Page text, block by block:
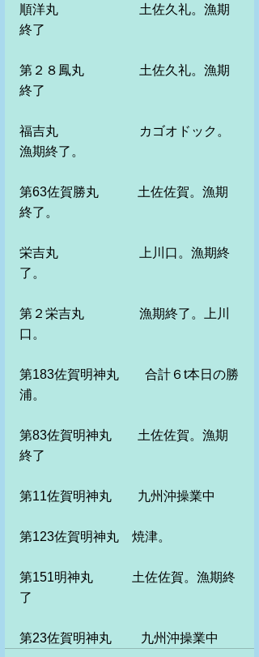
順洋丸　　　　　 　土佐久礼。漁期
終了
第２８鳳丸　　　　 土佐久礼。漁期
終了
福吉丸　　　　　　 カゴオドック。
漁期終了。
第63佐賀勝丸　　　土佐佐賀。漁期
終了。
栄吉丸　　　　　　 上川口。漁期終
了。
第２栄吉丸　　　　 漁期終了。上川
口。
第183佐賀明神丸　　合計６t本日の勝
浦。
第83佐賀明神丸　　土佐佐賀。漁期
終了
第11佐賀明神丸　　九州沖操業中
第123佐賀明神丸　焼津。
第151明神丸　　　土佐佐賀。漁期終
了
第23佐賀明神丸　　 九州沖操業中